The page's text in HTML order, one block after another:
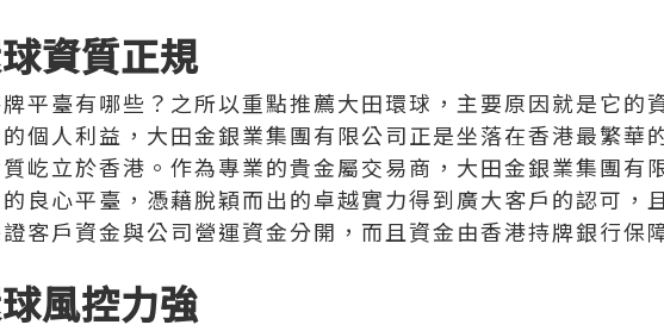
資質正規
平臺有哪些？之所以重點推薦大田環球，主要原因就是它的
個人利益，大田金銀業集團有限公司正是坐落在香港最繁華
屹立於香港。作為專業的貴金屬交易商，大田金銀業集團有
良心平臺，憑藉脫穎而出的卓越實力得到廣大客戶的認可，
客戶資金與公司營運資金分開，而且資金由香港持牌銀行保
風控力強